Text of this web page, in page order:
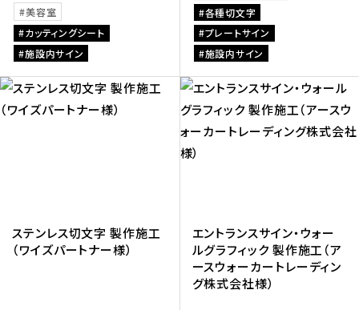
美容室
カッティングシート
施設内サイン
各種切文字
プレートサイン
施設内サイン
ステンレス切文字 製作施工
（ワイズパートナー様）
エントランスサイン・ウォー
ルグラフィック 製作施工（ア
ースウォーカートレーディン
グ株式会社様）